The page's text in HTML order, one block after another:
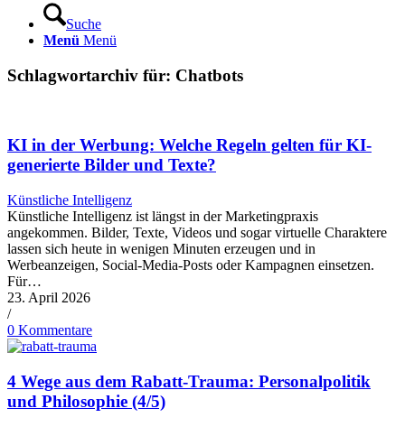
Suche
Menü Menü
Schlagwortarchiv für: Chatbots
KI in der Werbung: Welche Regeln gelten für KI-
generierte Bilder und Texte?
Künstliche Intelligenz
Künstliche Intelligenz ist längst in der Marketingpraxis
angekommen. Bilder, Texte, Videos und sogar virtuelle Charaktere
lassen sich heute in wenigen Minuten erzeugen und in
Werbeanzeigen, Social-Media-Posts oder Kampagnen einsetzen.
Für…
23. April 2026
/
0 Kommentare
4 Wege aus dem Rabatt-Trauma: Personalpolitik
und Philosophie (4/5)